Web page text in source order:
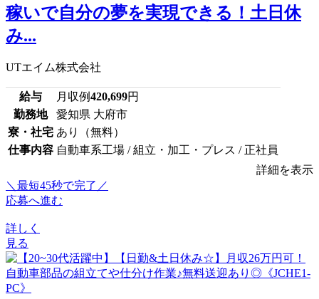
稼いで自分の夢を実現できる！土日休
み...
UTエイム株式会社
給与 月収例420,699円
勤務地
愛知県 大府市
寮・社宅 あり（無料）
仕事内容 自動車系工場 / 組立・加工・プレス / 正社員
詳細を表示
＼最短45秒で完了／
応募へ進む
詳しく
見る